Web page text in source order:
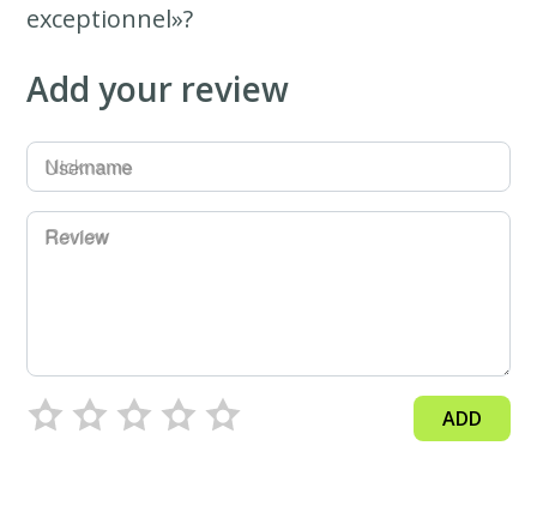
exceptionnel»?
Add your review
Username
Review
ADD